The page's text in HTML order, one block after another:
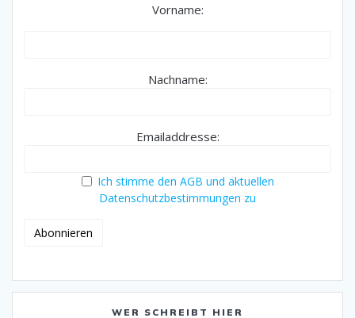
Vorname:
Nachname:
Emailaddresse:
Ich stimme den AGB und aktuellen
Datenschutzbestimmungen zu
WER SCHREIBT HIER